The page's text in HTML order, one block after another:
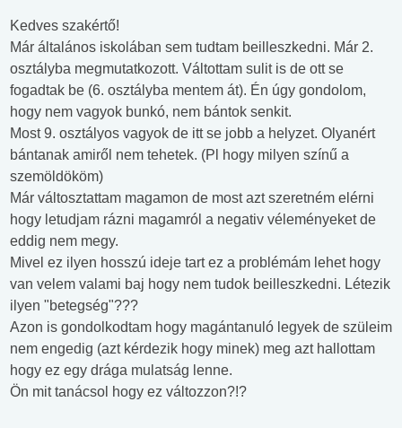
Kedves szakértő!
Már általános iskolában sem tudtam beilleszkedni. Már 2.
osztályba megmutatkozott. Váltottam sulit is de ott se
fogadtak be (6. osztályba mentem át). Én úgy gondolom,
hogy nem vagyok bunkó, nem bántok senkit.
Most 9. osztályos vagyok de itt se jobb a helyzet. Olyanért
bántanak amiről nem tehetek. (Pl hogy milyen színű a
szemöldököm)
Már váltosztattam magamon de most azt szeretném elérni
hogy letudjam rázni magamról a negativ véleményeket de
eddig nem megy.
Mivel ez ilyen hosszú ideje tart ez a problémám lehet hogy
van velem valami baj hogy nem tudok beilleszkedni. Létezik
ilyen "betegség"???
Azon is gondolkodtam hogy magántanuló legyek de szüleim
nem engedig (azt kérdezik hogy minek) meg azt hallottam
hogy ez egy drága mulatság lenne.
Ön mit tanácsol hogy ez változzon?!?